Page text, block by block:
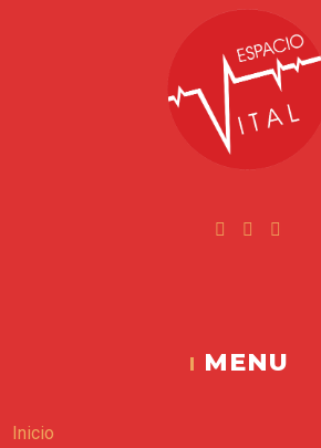
Facebook
MENU
Inicio